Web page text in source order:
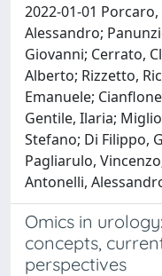
2022-01-01
Alessandro;
Giovanni; Cerrato,
Alberto; Rizzetto,
Emanuele;
Gentile, Ilaria;
Stefano; Di Filippo,
Pagliarulo,
Antonelli,
Omics in
concepts,
perspectives